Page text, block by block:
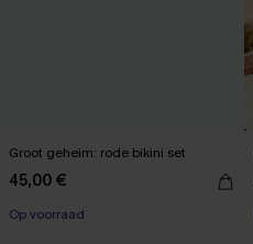
Groot geheim: rode bikini set
45,00 €
Op voorraad